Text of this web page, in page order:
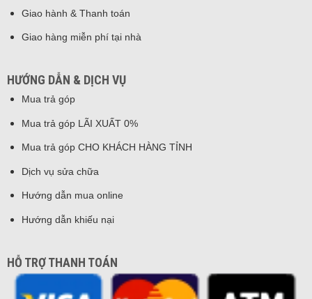
Giao hành & Thanh toán
Giao hàng miễn phí tại nhà
HƯỚNG DẪN & DỊCH VỤ
Mua trả góp
Mua trả góp LÃI XUẤT 0%
Mua trả góp CHO KHÁCH HÀNG TỈNH
Dịch vụ sửa chữa
Hướng dẫn mua online
Hướng dẫn khiếu nại
HỖ TRỢ THANH TOÁN